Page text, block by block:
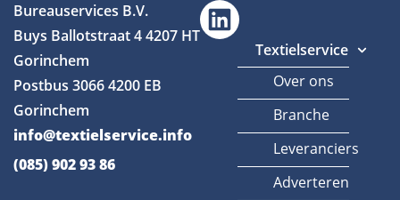
Bureauservices B.V.
Buys Ballotstraat 44207 HT
Gorinchem
Postbus 30664200 EB
Gorinchem
info@textielservice.info
(085) 902 93 86
Textielservice
Over ons
Branche
Leveranciers
Adverteren